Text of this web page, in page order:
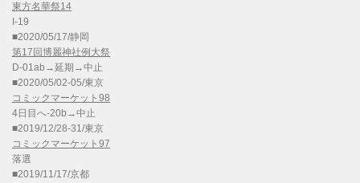
東方名華祭14
I-19
■2020/05/17/静岡
第17回博麗神社例大祭
D-01ab→延期→中止
■2020/05/02-05/東京
コミックマーケット98
4日目へ-20b→中止
■2019/12/28-31/東京
コミックマーケット97
落選
■2019/11/17/京都